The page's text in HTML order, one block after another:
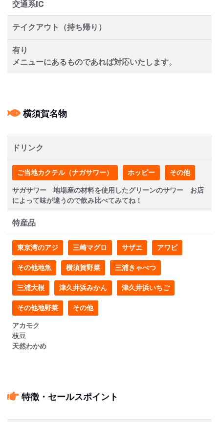
交通系IC
テイクアウト（持ち帰り）
有り
メニューにあるものであれば対応いたします。
横須賀名物
ドリンク
ご当地カクテル（ナガサワー） ホッピー その他
サガサワー 地場産の材料を使用したグリーンのサワー お店
によって味が違うので飲み比べてみてね！
特産品
東京湾のアジ 三崎マグロ サザエ アワビ
その他地魚 横須賀野菜 三浦きゃべつ
三浦大根 津久井浜みかん 津久井浜いちご
その他地野菜 その他
アカモク
枝豆
天然わかめ
特徴・セールスポイント